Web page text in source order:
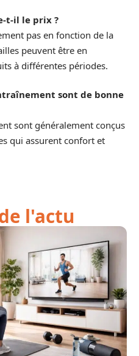
t-il le prix ?
pas en fonction de la
peuvent être en
à différentes périodes.
sont de bonne
sont généralement conçus
qui assurent confort et
l'actu